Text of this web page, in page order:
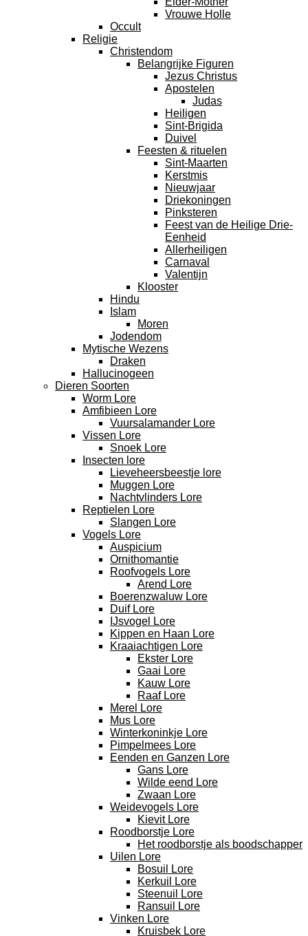
Vrouwe Holle
Occult
Religie
Christendom
Belangrijke Figuren
Jezus Christus
Apostelen
Judas
Heiligen
Sint-Brigida
Duivel
Feesten & rituelen
Sint-Maarten
Kerstmis
Nieuwjaar
Driekoningen
Pinksteren
Feest van de Heilige Drie-
Eenheid
Allerheiligen
Carnaval
Valentijn
Klooster
Hindu
Islam
Moren
Jodendom
Mytische Wezens
Draken
Hallucinogeen
Dieren Soorten
Worm Lore
Amfibieen Lore
Vuursalamander Lore
Vissen Lore
Snoek Lore
Insecten lore
Lieveheersbeestje lore
Muggen Lore
Nachtvlinders Lore
Reptielen Lore
Slangen Lore
Vogels Lore
Auspicium
Ornithomantie
Roofvogels Lore
Arend Lore
Boerenzwaluw Lore
Duif Lore
IJsvogel Lore
Kippen en Haan Lore
Kraaiachtigen Lore
Ekster Lore
Gaai Lore
Kauw Lore
Raaf Lore
Merel Lore
Mus Lore
Winterkoninkje Lore
Pimpelmees Lore
Eenden en Ganzen Lore
Gans Lore
Wilde eend Lore
Zwaan Lore
Weidevogels Lore
Kievit Lore
Roodborstje Lore
Het roodborstje als boodschapper
Uilen Lore
Bosuil Lore
Kerkuil Lore
Steenuil Lore
Ransuil Lore
Vinken Lore
Kruisbek Lore